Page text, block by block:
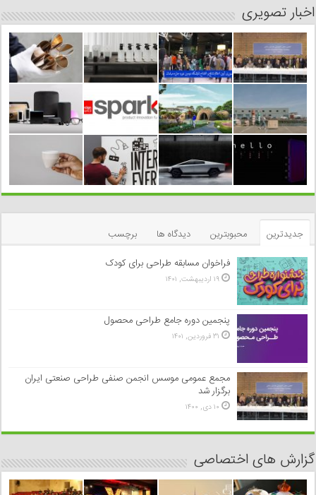
اخبار تصویری
جدیدترین محبوبترین دیدگاه ها
برچسب
فراخوان مسابقه طراحی برای کودک
۱۹ اردیبهشت, ۱۴۰۱
پنجمین دوره جامع طراحی محصول
۳۱ فروردین, ۱۴۰۱
مجمع عمومی موسس انجمن صنفی طراحی صنعتی ایران
برگزار شد
۱۰ دی, ۱۴۰۰
گزارش های اختصاصی